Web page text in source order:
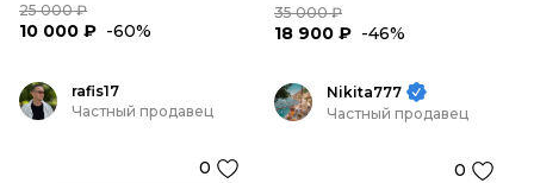
25 000 ₽
10 000 ₽ -60%
35 000 ₽
18 900 ₽ -46%
rafis17
Частный продавец
0
Nikita777
Частный продавец
0